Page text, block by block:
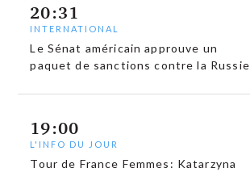
20:31
INTERNATIONAL
Le Sénat américain approuve un
paquet de sanctions contre la Russie
19:00
L'INFO DU JOUR
Tour de France Femmes: Katarzyna